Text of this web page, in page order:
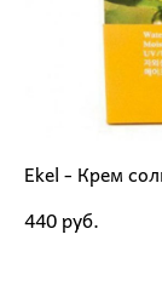
Ekel - Крем
440 pуб.